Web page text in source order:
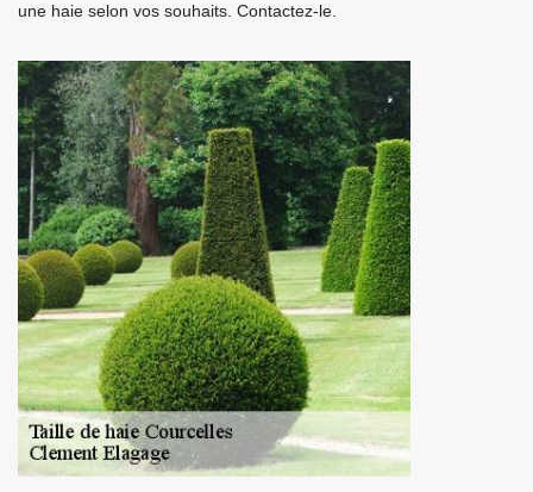
une haie selon vos souhaits. Contactez-le.